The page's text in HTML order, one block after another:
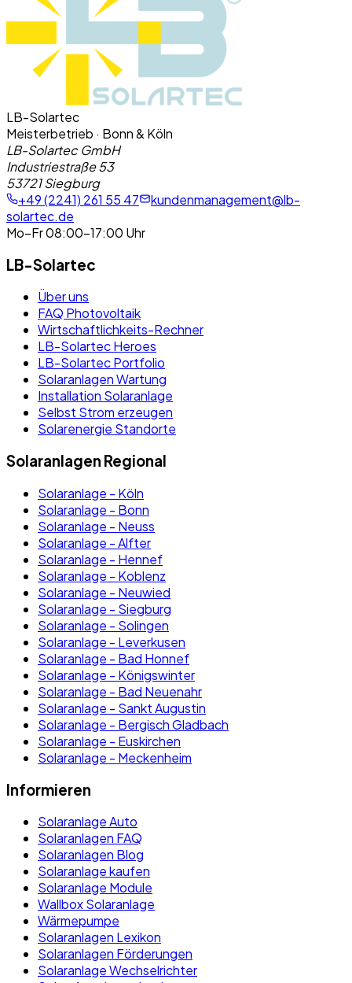
LB-Solartec
Meisterbetrieb · Bonn & Köln
LB-Solartec GmbH
Industriestraße 53
53721 Siegburg
+49 (2241) 261 55 47
kundenmanagement@lb-
solartec.de
Mo–Fr 08:00–17:00 Uhr
LB-Solartec
Über uns
FAQ Photovoltaik
Wirtschaftlichkeits-Rechner
LB-Solartec Heroes
LB-Solartec Portfolio
Solaranlagen Wartung
Installation Solaranlage
Selbst Strom erzeugen
Solarenergie Standorte
Solaranlagen Regional
Solaranlage - Köln
Solaranlage - Bonn
Solaranlage - Neuss
Solaranlage - Alfter
Solaranlage - Hennef
Solaranlage - Koblenz
Solaranlage - Neuwied
Solaranlage - Siegburg
Solaranlage - Solingen
Solaranlage - Leverkusen
Solaranlage - Bad Honnef
Solaranlage - Königswinter
Solaranlage - Bad Neuenahr
Solaranlage - Sankt Augustin
Solaranlage - Bergisch Gladbach
Solaranlage - Euskirchen
Solaranlage - Meckenheim
Informieren
Solaranlage Auto
Solaranlagen FAQ
Solaranlagen Blog
Solaranlage kaufen
Solaranlage Module
Wallbox Solaranlage
Wärmepumpe
Solaranlagen Lexikon
Solaranlagen Förderungen
Solaranlage Wechselrichter